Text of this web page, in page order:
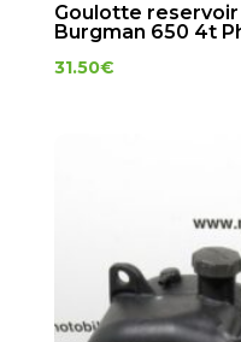
Goulotte
Burgman 650 4t
31.50€